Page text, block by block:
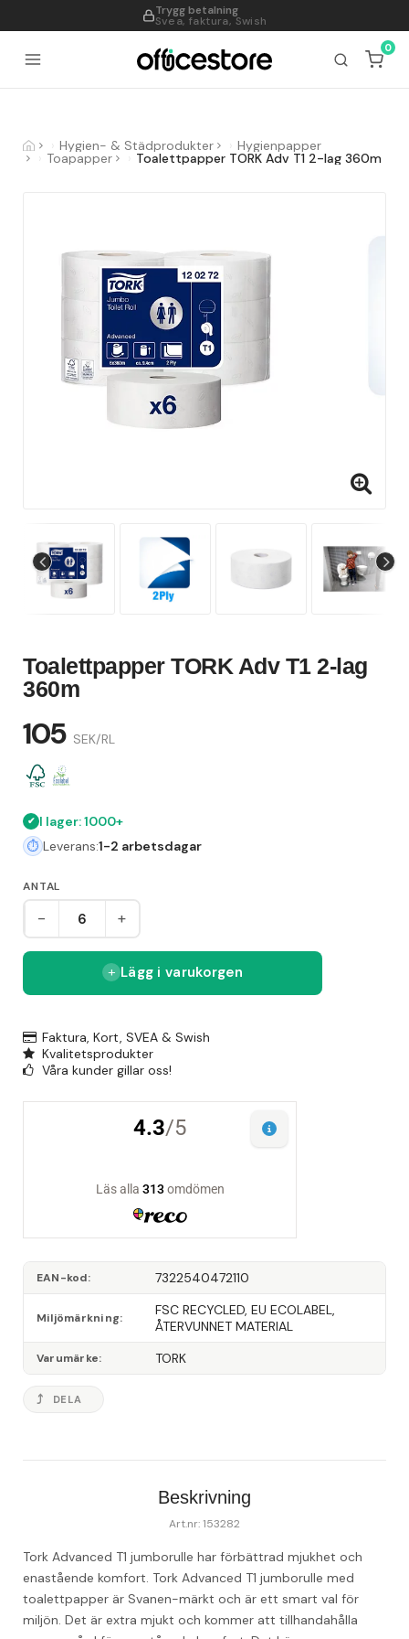
Trygg betalning
Svea, faktura, Swish
995
0
Hygien- & Städprodukter Hygienpapper
Toapapper Toalettpapper TORK Adv T1 2-lag 360m
Toalettpapper TORK Adv T1 2-lag
360m
105 SEK/RL
I lager: 1000+
Leverans:1-2 arbetsdagar
ANTAL
- +
Lägg i varukorgen
Faktura, Kort, SVEA & Swish
Kvalitetsprodukter
Våra kunder gillar oss!
EAN-kod 7322540472110
Miljömärkning
FSC RECYCLED, EU ECOLABEL,
ÅTERVUNNET MATERIAL
Varumärke TORK
DELA
Beskrivning
Art.nr: 153282
Tork Advanced T1 jumborulle har förbättrad mjukhet och
enastående komfort. Tork Advanced T1 jumborulle med
toalettpapper är Svanen-märkt och är ett smart val för
miljön. Det är extra mjukt och kommer att tillhandahålla